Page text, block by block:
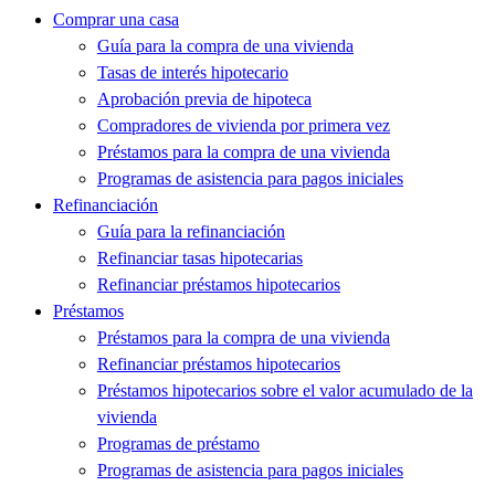
Comprar una casa
Guía para la compra de una vivienda
Tasas de interés hipotecario
Aprobación previa de hipoteca
Compradores de vivienda por primera vez
Préstamos para la compra de una vivienda
Programas de asistencia para pagos iniciales
Refinanciación
Guía para la refinanciación
Refinanciar tasas hipotecarias
Refinanciar préstamos hipotecarios
Préstamos
Préstamos para la compra de una vivienda
Refinanciar préstamos hipotecarios
Préstamos hipotecarios sobre el valor acumulado de la
vivienda
Programas de préstamo
Programas de asistencia para pagos iniciales